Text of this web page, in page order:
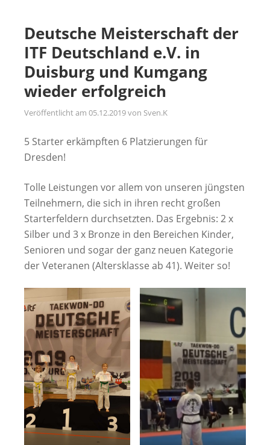
Deutsche Meisterschaft der
ITF Deutschland e.V. in
Duisburg und Kumgang
wieder erfolgreich
Veröffentlicht am 05.12.2019von Sven.K
5 Starter erkämpften 6 Platzierungen für
Dresden!
Tolle Leistungen vor allem von unseren jüngsten
Teilnehmern, die sich in ihren recht großen
Starterfeldern durchsetzten. Das Ergebnis: 2 x
Silber und 3 x Bronze in den Bereichen Kinder,
Senioren und sogar der ganz neuen Kategorie
der Veteranen (Altersklasse ab 41). Weiter so!